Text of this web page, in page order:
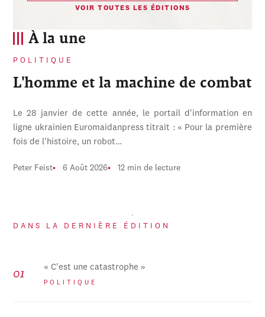
À la une
POLITIQUE
L'homme et la machine de combat
Le 28 janvier de cette année, le portail d'information en
ligne ukrainien Euromaidanpress titrait : « Pour la première
fois de l'histoire, un robot…
Peter Feist 6 Août 2026 12 min de lecture
DANS LA DERNIÈRE ÉDITION
« C'est une catastrophe »
POLITIQUE
VOIR TOUTES LES ÉDITIONS